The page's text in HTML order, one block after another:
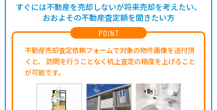
POINT
不動産売却査定依頼フォームで対象の物件画像を送付頂
くと、
訪問を行うことなく机上査定の精度を上げること
が可能です。
すぐには不動産を売却しないが将来売却を考えたい、
おおよその不動産査定額を聞きたい方